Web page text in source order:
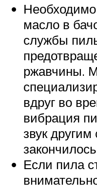
масло в
службы
ржавчины.
вдруг во
вибрация
звук
Если пила